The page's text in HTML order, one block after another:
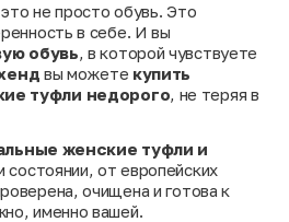
не просто обувь. Это
в себе. И вы
обувь, в которой чувствуете
вы можете купить
туфли недорого, не теряя в
женские туфли и
состоянии, от европейских
очищена и готова к
именно вашей.